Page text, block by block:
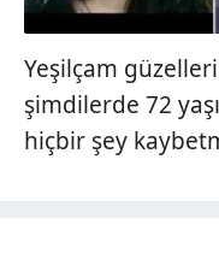
Yeşilçam
şimdilerde 72
hiçbir şey